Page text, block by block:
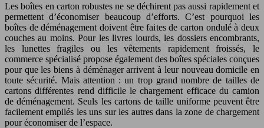
Les boîtes en carton robustes ne se déchirent pas aussi rapidement et
permettent d’économiser beaucoup d’efforts. C’est pourquoi les
boîtes de déménagement doivent être faites de carton ondulé à deux
couches au moins. Pour les livres lourds, les dossiers encombrants,
les lunettes fragiles ou les vêtements rapidement froissés, le
commerce spécialisé propose également des boîtes spéciales conçues
pour que les biens à déménager arrivent à leur nouveau domicile en
toute sécurité. Mais attention : un trop grand nombre de tailles de
cartons différentes rend difficile le chargement efficace du camion
de déménagement. Seuls les cartons de taille uniforme peuvent être
facilement empilés les uns sur les autres dans la zone de chargement
pour économiser de l’espace.